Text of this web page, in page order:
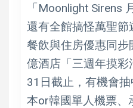
「Moonlight Sirens
還有全館搞怪萬聖節
餐飲與住房優惠同
億酒店「三週年摸彩
31日截止，有機會
本or韓國單人機票、